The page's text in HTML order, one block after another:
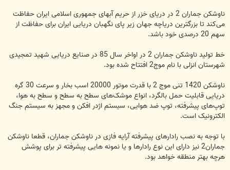
ناوشکن جماران 2 در دریای خزر از حریم آبهای جمهوری اسلامی ایران حفاظت
می‌کند تا بزرگترین دریاچه جهان زیر پای نگهبان دریایی ایران برای حفاظت از
سهم 20 درصدی خود باشد.
خط تولید ناوشکن جماران 2 در اواخر سال 85 در صنایع دریایی شهید تمجیدی
شهرستان انزلی با نام موج2 افتتاح شده بود.
ناوشکن 1420 تنی موج 2 با قدرت موتور 20000 اسب بخار و سرعت 30 گره
دریایی قابلیت حمل بالگرد، انواع موشک‌های سطح به سطح و سطح به هوا،
توپ‌های پیشرفته، توپ ضد هوایی، سیستم اژدر افکن و مجهز به سیستم جنگ
الکترونیک است.
با توجه به نصب رادارهای پیشرفته آرایه فازی در ناوشکن جماران، قطعا ناوشکن
جماران2 نیز دارای این نوع رادارها و یا نمونه هایی پیشرفته تر برای پوشش
هرچه بهتر منطقه خواهد بود.